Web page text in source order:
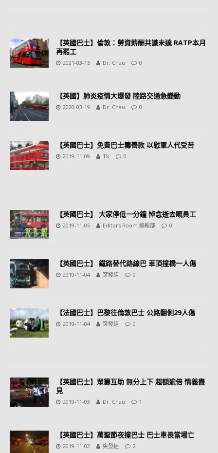
【英國巴士】倫敦：勞資薪酬共識未達 RATP本月
再罷工
2021-03-15 Dr. Chau 0
【英國】肺炎疫情大爆發 陸路交通急變動
2020-03-19 Dr. Chau 0
【英國巴士】免費巴士籌善款 以慰軍人代受苦
2019-11-09 TK 0
【英國巴士】 大家停低一分鐘 悼念逝去嘅員工
2019-11-05 Editors Room 編輯部 0
【英國巴士】 鐵路替代路線巴 車頂撞橋一人傷
2019-11-04 突發組 0
【法國巴士】巴黎往倫敦巴士 公路翻側29人傷
2019-11-04 突發組 0
【英國巴士】眾籌互助 無分上下 超額逾倍 情義盡
見
2019-11-03 Dr. Chau 1
【英國巴士】萬聖節夜撞巴士 巴士車長當場亡
2019-11-02 突發組 2